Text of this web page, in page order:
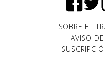
SOBRE EL
AVISO